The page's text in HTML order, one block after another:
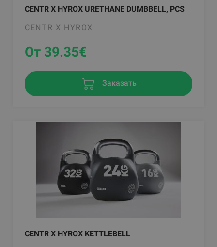
CENTR X HYROX URETHANE DUMBBELL, PCS
CENTR X HYROX
От 39.35€
Заказать
CENTR X HYROX KETTLEBELL